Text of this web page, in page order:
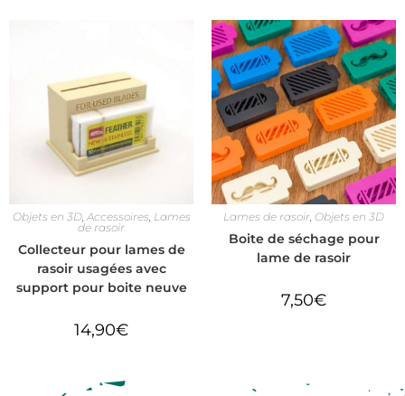
Objets en 3D,Accessoires, Lames
de rasoir
Collecteur pour lames de
rasoir usagées avec
support pour boite neuve
14,90€
Lames de rasoir, Objets en 3D
Boite de séchage pour
lame de rasoir
7,50€